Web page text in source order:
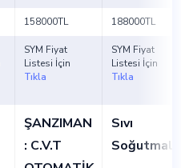
158000TL 188000TL
SYM Fiyat
Listesi İçin
Tıkla
SYM Fiyat
Listesi İçin
Tıkla
ŞANZIMAN
: C.V.T
Sıvı
Soğutmalı